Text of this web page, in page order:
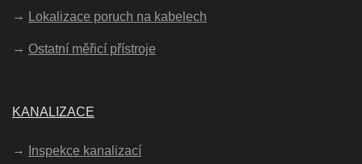
Lokalizace poruch na kabelech
Ostatní měřicí přístroje
KANALIZACE
Inspekce kanalizací